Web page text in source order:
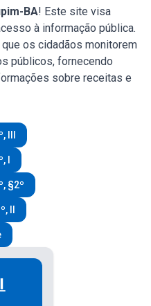
BA! Este site visa
à informação pública.
os cidadãos monitorem
públicos, fornecendo
sobre receitas e
III
I
§2º
II